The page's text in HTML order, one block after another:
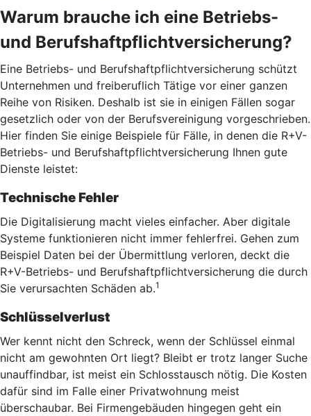
Warum brauche ich eine Betriebs-
und Berufshaftpflichtversicherung?
Eine Betriebs- und Berufshaftpflichtversicherung schützt
Unternehmen und freiberuflich Tätige vor einer ganzen
Reihe von Risiken. Deshalb ist sie in einigen Fällen sogar
gesetzlich oder von der Berufsvereinigung vorgeschrieben.
Hier finden Sie einige Beispiele für Fälle, in denen die R+V-
Betriebs- und Berufshaftpflichtversicherung Ihnen gute
Dienste leistet:
Technische Fehler
Die Digitalisierung macht vieles einfacher. Aber digitale
Systeme funktionieren nicht immer fehlerfrei. Gehen zum
Beispiel Daten bei der Übermittlung verloren, deckt die
R+V-Betriebs- und Berufshaftpflichtversicherung die durch
Sie verursachten Schäden ab.1
Schlüsselverlust
Wer kennt nicht den Schreck, wenn der Schlüssel einmal
nicht am gewohnten Ort liegt? Bleibt er trotz langer Suche
unauffindbar, ist meist ein Schlosstausch nötig. Die Kosten
dafür sind im Falle einer Privatwohnung meist
überschaubar. Bei Firmengebäuden hingegen geht ein